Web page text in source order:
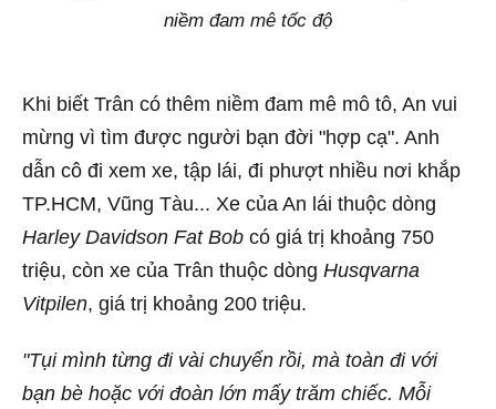
niềm đam mê tốc độ
Khi biết Trân có thêm niềm đam mê mô tô, An vui
mừng vì tìm được người bạn đời "hợp cạ". Anh
dẫn cô đi xem xe, tập lái, đi phượt nhiều nơi khắp
TP.HCM, Vũng Tàu... Xe của An lái thuộc dòng
Harley Davidson Fat Bob có giá trị khoảng 750
triệu, còn xe của Trân thuộc dòng Husqvarna
Vitpilen, giá trị khoảng 200 triệu.
"Tụi mình từng đi vài chuyến rồi, mà toàn đi với
bạn bè hoặc với đoàn lớn mấy trăm chiếc. Mỗi